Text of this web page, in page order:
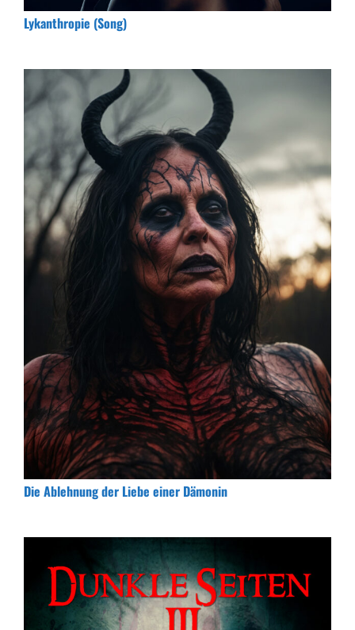
Lykanthropie (Song)
Die Ablehnung der Liebe einer Dämonin